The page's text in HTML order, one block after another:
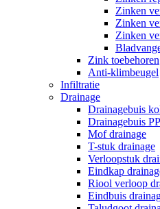
Zinken
Zinken
Zinken
Zink toebehoren
Anti-klimbeugel
Infiltratie
Drainage
Drainagebuis
Drainagebuis
Mof drainage
T-stuk drainage
Verloopstuk
Eindkap
Riool verloop
Eindbuis